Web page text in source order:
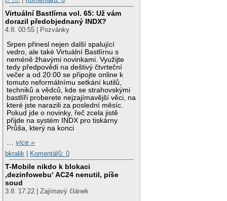
Virtuální Bastlírna vol. 65: Už vám
dorazil předobjednaný INDX?
4.8. 00:55 | Pozvánky
Srpen přinesl nejen další spalující
vedro, ale také Virtuální Bastlírnu s
neméně žhavými novinkami. Využijte
tedy předpovědi na deštivý čtvrteční
večer a od 20:00 se připojte online k
tomuto neformálnímu setkání kutilů,
techniků a vědců, kde se strahovskými
bastlíři proberete nejzajímavější věci, na
které jste narazili za poslední měsíc.
Pokud jde o novinky, řeč zcela jistě
přijde na systém INDX pro tiskárny
Průša, který na konci
…více »
bkralik | Komentářů: 0
T-Mobile nikdo k blokaci
‚dezinfowebu‘ AC24 nenutil, píše
soud
3.8. 17:22 | Zajímavý článek